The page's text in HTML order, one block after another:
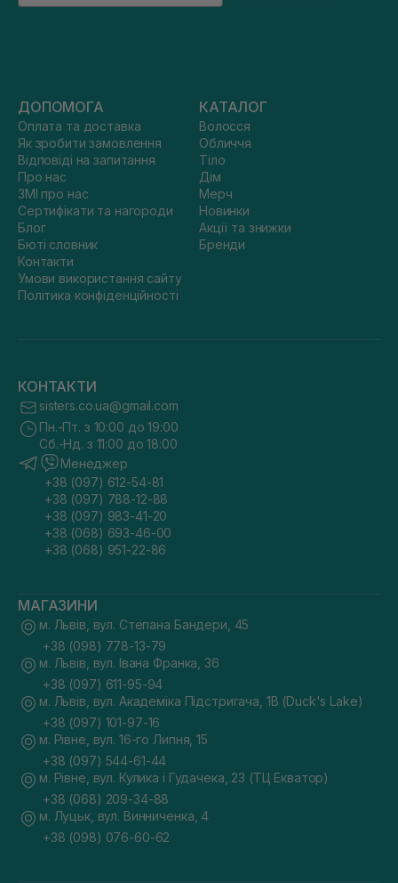
ДОПОМОГА
Оплата та доставка
Як зробити замовлення
Відповіді на запитання
Про нас
ЗМІ про нас
Сертифікати та нагороди
Блог
Бюті словник
Контакти
Умови використання сайту
Політика конфіденційності
КАТАЛОГ
Волосся
Обличчя
Тіло
Дім
Мерч
Новинки
Акції та знижки
Бренди
КОНТАКТИ
sisters.co.ua@gmail.com
Пн.-Пт. з 10:00 до 19:00
Сб.-Нд. з 11:00 до 18:00
Менеджер
+38 (097) 612-54-81
+38 (097) 788-12-88
+38 (097) 983-41-20
+38 (068) 693-46-00
+38 (068) 951-22-86
МАГАЗИНИ
м. Львів, вул. Степана Бандери, 45
+38 (098) 778-13-79
м. Львів, вул. Івана Франка, 36
+38 (097) 611-95-94
м. Львів, вул. Академіка Підстригача, 1В (Duck's Lake)
+38 (097) 101-97-16
м. Рівне, вул. 16-го Липня, 15
+38 (097) 544-61-44
м. Рівне, вул. Кулика і Гудачека, 23 (ТЦ Екватор)
+38 (068) 209-34-88
м. Луцьк, вул. Винниченка, 4
+38 (098) 076-60-62